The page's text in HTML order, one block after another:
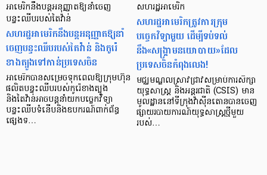
អាមេរិកនឹងបន្តអនុញ្ញាតឱ្យនាំចេញ
បន្ទះឈីបរបស់តៃវ៉ាន់
សហរដ្ឋអាមេរិកនឹងបន្តអនុញ្ញាតឱ្យនាំ
ចេញបន្ទះឈីបរបស់តៃវ៉ាន់ និងកូរ៉េ
ខាងត្បូងទៅកាន់ប្រទេសចិន
អាមេរិកបានសម្រេចទុកពេលឱ្យក្រុមហ៊ុន
ផលិតបន្ទះឈីបរបស់កូរ៉េខាងត្បូង
និងតៃវ៉ាន់អាចបន្តនាំយកបច្ចេកវិទ្យា
បន្ទះឈីបទំនើបនិងឧបករណ៍ពាក់ព័ន្ធ
ផ្សេងទ…
សហរដ្ឋអាមេរិក
សហរដ្ឋអាមេរិកត្រូវការក្រុម
បច្ចេកវិទ្យាមួយ ដើម្បីទប់ទល់
នឹង«សង្គ្រាមនយោបាយ»ដែល
ប្រទេសចិនកំពុងលេង!
មជ្ឈមណ្ឌលស្រាវជ្រាវសម្រាប់ការសិក្សា
យុទ្ធសាស្ត្រ និងអន្តរជាតិ (CSIS) មាន
មូលដ្ឋាននៅទីក្រុងវ៉ាស៊ីនតោនបានចេញ
ផ្សាយរបាយការណ៍យុទ្ធសាស្ត្រថ្មីមួយ
របស់…